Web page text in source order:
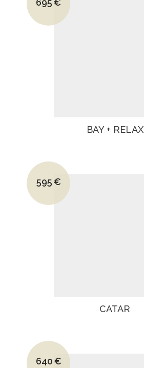
695€
Le prix actuel est : 695€.
BAY + RELAX
Le prix initial était : 830€.
595€
Le prix actuel est : 595€.
CATAR
Le prix initial était : 910€.
640€